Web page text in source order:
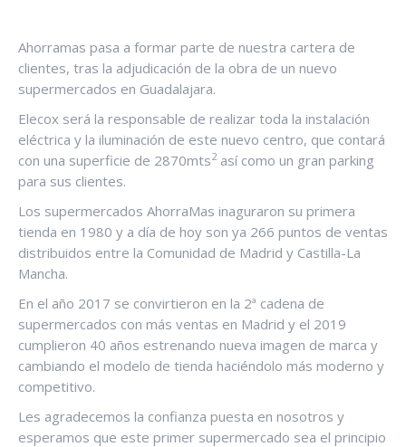
Ahorramas pasa a formar parte de nuestra cartera de
clientes, tras la adjudicación de la obra de un nuevo
supermercados en Guadalajara.
Elecox será la responsable de realizar toda la instalación
eléctrica y la iluminación de este nuevo centro, que contará
con una superficie de 2870mts2así como un gran parking
para sus clientes.
Los supermercados AhorraMas inaguraron su primera
tienda en 1980 y a día de hoy son ya 266 puntos de ventas
distribuidos entre la Comunidad de Madrid y Castilla-La
Mancha.
En el año 2017 se convirtieron en la 2ª cadena de
supermercados con más ventas en Madrid y el 2019
cumplieron 40 años estrenando nueva imagen de marca y
cambiando el modelo de tienda haciéndolo más moderno y
competitivo.
Les agradecemos la confianza puesta en nosotros y
esperamos que este primer supermercado sea el principio